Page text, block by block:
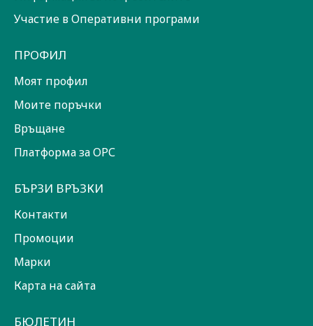
Участие в Оперативни програми
ПРОФИЛ
Моят профил
Моите поръчки
Връщане
Платформа за ОРС
БЪРЗИ ВРЪЗКИ
Контакти
Промоции
Марки
Карта на сайта
БЮЛЕТИН